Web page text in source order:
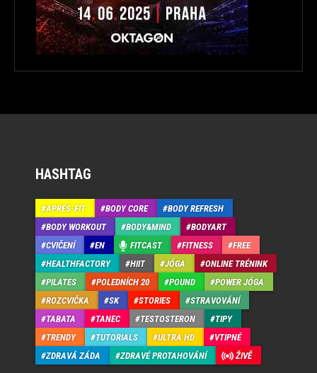
HASHTAG
APRÉS-FIT BODY CORE
BODY REFRESH
BODY WORKOUT
BODY&MIND
BODYART
CVIČENÍ
EN FITCAST FITNESS
FREE
HEALTHFACTORY
HIIT JÓGA
ONLINE TRÉNINK
PILATES
POLEDNÍCH 20 POUND
POWER JÓGA
ROZCVIČKA
SK STORIES
STRAVOVÁNÍ
TABATA
TANEC TESTOSTERON
TIPY
TRENDY
TUTORIALS ULTRA HD
VTIPNÉ
ZDRAVÁ ZÁDA
ZDRAVÉ PROTAHOVÁNÍ ŽIVĚ